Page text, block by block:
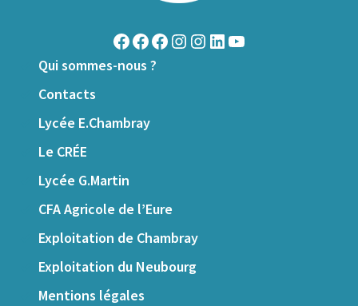
Facebook Facebook Facebook Instagram Instagram LinkedIn YouTube
Qui sommes-nous ?
Contacts
Lycée E.Chambray
Le CRÉE
Lycée G.Martin
CFA Agricole de l’Eure
Exploitation de Chambray
Exploitation du Neubourg
Mentions légales